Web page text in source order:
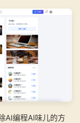
AI编程AI味儿的方